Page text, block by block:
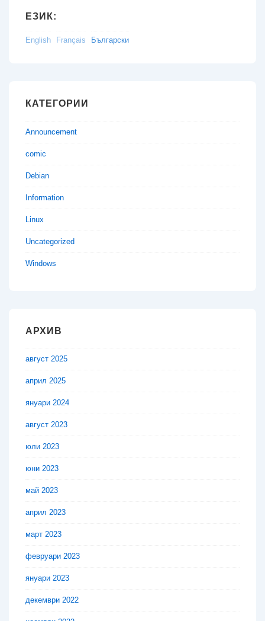
ЕЗИК:
English Français Български
КАТЕГОРИИ
Announcement
comic
Debian
Information
Linux
Uncategorized
Windows
АРХИВ
август 2025
април 2025
януари 2024
август 2023
юли 2023
юни 2023
май 2023
април 2023
март 2023
февруари 2023
януари 2023
декември 2022